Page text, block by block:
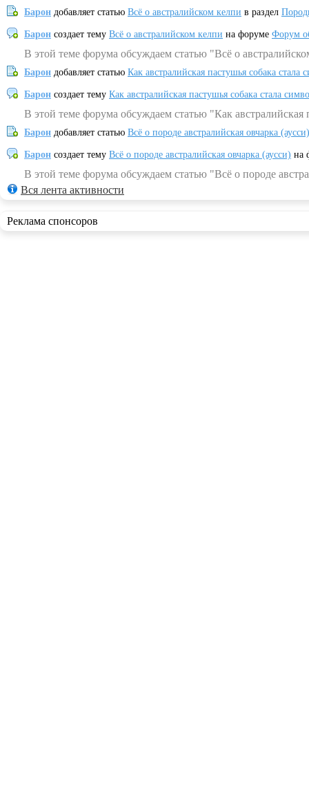
Барон добавляет статью Всё о австралийском келпи в раздел
Барон создает тему Всё о австралийском келпи на форуме Форум
В этой теме форума обсуждаем статью "Всё о
Барон добавляет статью Как австралийская пастушья собака
Барон создает тему Как австралийская пастушья собака стала
В этой теме форума обсуждаем статью "Как
Барон добавляет статью Всё о породе австралийская овчарка (аусси)
Барон создает тему Всё о породе австралийская овчарка (аусси) на
В этой теме форума обсуждаем статью "Всё о породе
Вся лента активности
Реклама спонсоров